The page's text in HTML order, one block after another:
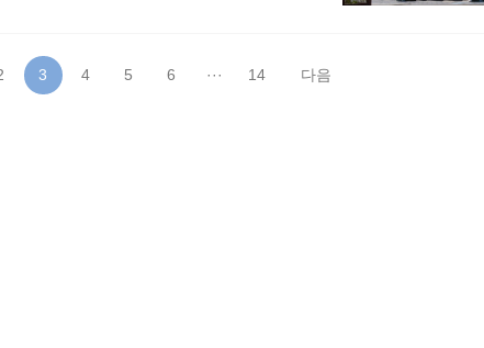
3 4 5 6 ··· 14 다음